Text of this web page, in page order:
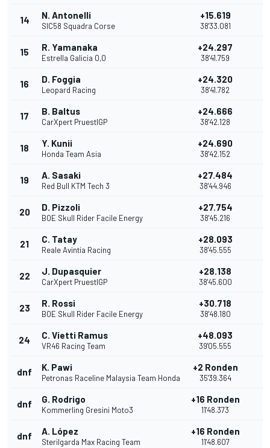
14 N. Antonelli
SIC58 Squadra Corse
+15.619
38'33.081
15 R. Yamanaka
Estrella Galicia 0,0
+24.297
38'41.759
16 D. Foggia
Leopard Racing
+24.320
38'41.782
17 B. Baltus
CarXpert PruestlGP
+24.666
38'42.128
18 Y. Kunii
Honda Team Asia
+24.690
38'42.152
19 A. Sasaki
Red Bull KTM Tech 3
+27.484
38'44.946
20 D. Pizzoli
BOE Skull Rider Facile Energy
+27.754
38'45.216
21 C. Tatay
Reale Avintia Racing
+28.093
38'45.555
22 J. Dupasquier
CarXpert PruestlGP
+28.138
38'45.600
23 R. Rossi
BOE Skull Rider Facile Energy
+30.718
38'48.180
24 C. Vietti Ramus
VR46 Racing Team
+48.093
39'05.555
dnf K. Pawi
Petronas Raceline Malaysia Team Honda
+2 Ronden
35'39.364
dnf G. Rodrigo
Kommerling Gresini Moto3
+16 Ronden
11'48.373
dnf A. López
Sterilgarda Max Racing Team
+16 Ronden
11'48.607